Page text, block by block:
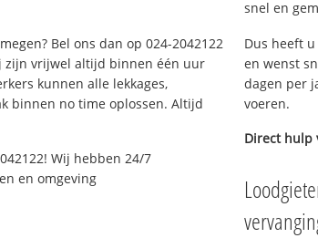
Bel ons dan op 024-2042122
zijn vrijwel altijd binnen één uur
kunnen alle lekkages,
binnen no time oplossen. Altijd
Wij hebben 24/7
en omgeving
snel en
Dus heeft
en wenst
dagen per
voeren.
Direct hulp